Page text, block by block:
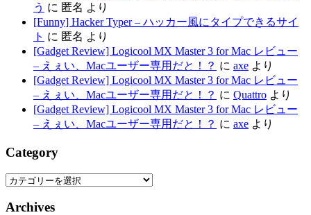
う に 匿名 より
[Funny] Hacker Typer – ハッカー風にタイプできるサイ
ト に 匿名 より
[Gadget Review] Logicool MX Master 3 for Mac レビュー
– えぇい、Macユーザー専用だと！？ に axe より
[Gadget Review] Logicool MX Master 3 for Mac レビュー
– えぇい、Macユーザー専用だと！？ に Quattro より
[Gadget Review] Logicool MX Master 3 for Mac レビュー
– えぇい、Macユーザー専用だと！？ に axe より
Category
Category
Archives